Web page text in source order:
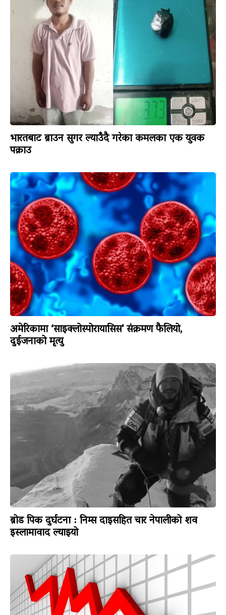
भारतबाट ब्राउन सुगर ल्याउँदै गरेका कमलका एक युवक
पक्राउ
अमेरिकामा ‘साइक्लोस्पोरायासिस’ संक्रमण फैलियो,
दुईजनाको मृत्यु
ब्रोड पिक दुर्घटना : निम्स दाइसहित चार नेपालीको शव
इस्लामावाद ल्याइयो